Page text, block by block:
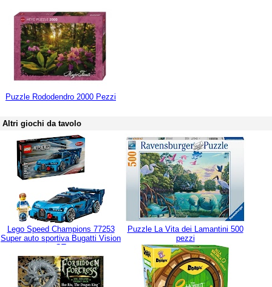
Puzzle Rododendro 2000 Pezzi
Altri giochi da tavolo
Lego Speed Champions 77253
Super auto sportiva Bugatti Vision
GT
Puzzle La Vita dei Lamantini 500
pezzi